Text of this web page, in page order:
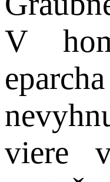
V
viere